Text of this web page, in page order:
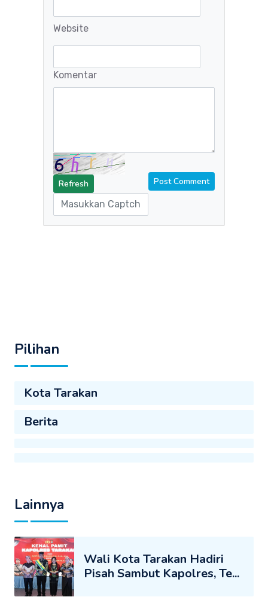
Website
Komentar
Refresh
Pilihan
Kota Tarakan
Berita
Lainnya
Wali Kota Tarakan Hadiri
Pisah Sambut Kapolres, Te...